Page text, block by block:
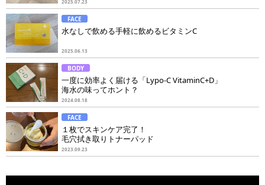
2025.07.23
FACE
水なしで飲める手軽に飲めるビタミンC
2025.06.13
BODY
一度に効率よく届ける「Lypo-C VitaminC+D」
海水の味ってホント？
2024.08.18
FACE
１枚でスキンケア完了！
毛穴拭き取りトナーパッド
2023.09.23